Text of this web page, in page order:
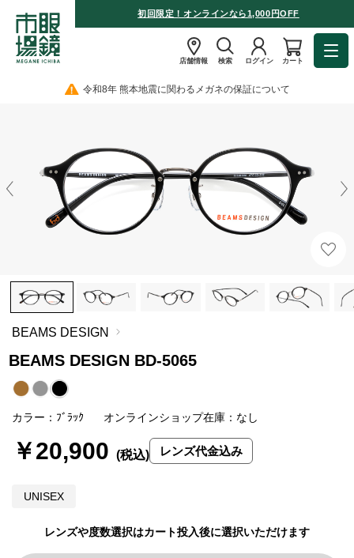
初回限定！オンラインなら1,000円OFF
店舗情報 検索 ログイン カート
令和8年 熊本地震に関わるメガネの保証について
BEAMS DESIGN
BEAMS DESIGN BD-5065
UNISEX
カラー：ﾌﾞﾗｯｸ オンラインショップ在庫：なし
レンズや度数選択はカート投入後に選択いただけます
￥20,900 レンズ代金込み